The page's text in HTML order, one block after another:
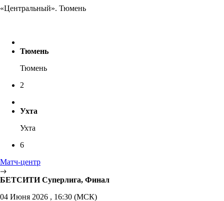
«Центральный». Тюмень
Тюмень
Тюмень
2
Ухта
Ухта
6
Матч-центр
БЕТСИТИ Суперлига, Финал
04 Июня 2026 , 16:30 (МСК)